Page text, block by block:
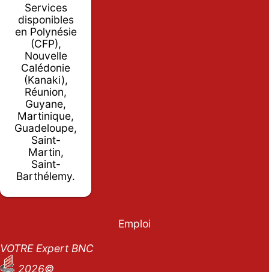
Services
disponibles
en Polynésie
(CFP),
Nouvelle
Calédonie
(Kanaki),
Réunion,
Guyane,
Martinique,
Guadeloupe,
Saint-
Martin,
Saint-
Barthélemy.
Emploi
VOTRE Expert BNC
2026©